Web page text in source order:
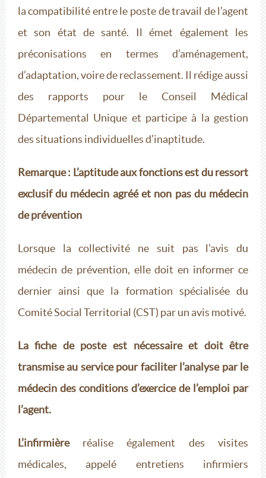
la compatibilité entre le poste de travail de l’agent
et son état de santé. Il émet également les
préconisations en termes d’aménagement,
d’adaptation, voire de reclassement. Il rédige aussi
des rapports pour le Conseil Médical
Départemental Unique et participe à la gestion
des situations individuelles d’inaptitude.
Remarque : L’aptitude aux fonctions est du ressort
exclusif du médecin agréé et non pas du médecin
deprévention
Lorsque la collectivité ne suit pas l’avis du
médecin de prévention, elle doit en informer ce
dernier ainsi que la formation spécialisée du
Comité Social Territorial (CST) par un avis motivé.
La fiche de poste est nécessaire et doit être
transmise au service pour faciliter l’analyse par le
médecin des conditions d’exercice de l’emploi par
l’agent.
L’infirmièreréalise également des visites
médicales, appelé entretiens infirmiers